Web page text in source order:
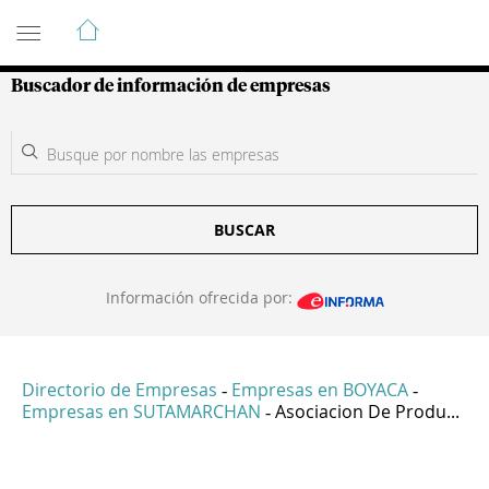
Guía de Empresas Colombianas
Buscador de información de empresas
BUSCAR
Información ofrecida por:
Directorio de Empresas - Empresas en BOYACA -
Empresas en SUTAMARCHAN - Asociacion De Produ...